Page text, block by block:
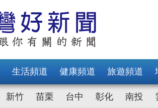
生活頻道 健康頻道 旅遊頻道
新竹 苗栗 台中 彰化 南投